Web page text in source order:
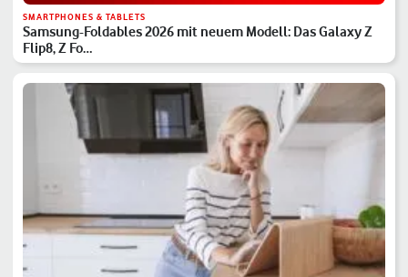
SMARTPHONES & TABLETS
Samsung-Foldables 2026 mit neuem Modell: Das Galaxy Z
Flip8, Z Fo…